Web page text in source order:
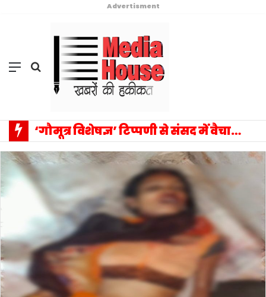
Advertisment
Menu Search
for
‘गौमूत्र विशेषज्ञ’ टिप्पणी से संसद में वैचारिक विस्फोट: प्रियंका गांधी के एक बयान ने बदला राजनीतिक विमर्श का पूरा परिदृश्य, सत्ता–विपक्ष आमने-सामने